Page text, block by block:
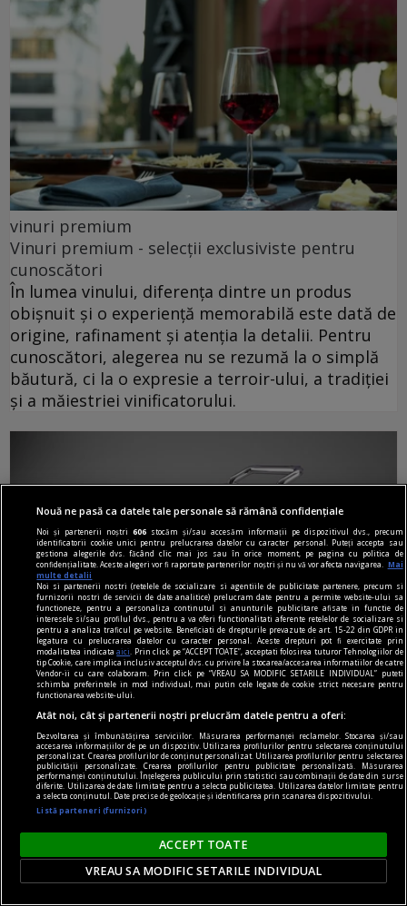
vinuri premium
Vinuri premium - selecții exclusiviste pentru
cunoscători
În lumea vinului, diferența dintre un produs
obișnuit și o experiență memorabilă este dată de
origine, rafinament și atenția la detalii. Pentru
cunoscători, alegerea nu se rezumă la o simplă
băutură, ci la o expresie a terroir-ului, a tradiției
și a măiestriei vinificatorului.
consum
Cât din ce cumpărăm este necesar și cât este
doar influența trendurilor
Trăim în era consumului. Nu doar de produse, ci
și de informații, de social media, consumăm
aproape orice. Oare care este linia dintre nevoile
noastre și influența exterioară care ne împinge
(sau ne atrage?) spre această tendință
generalizată de a absorbi totul?
Nouă ne pasă ca datele tale personale să rămână confidențiale
Noi și partenerii noștri606 stocăm și/sau accesăm informații pe dispozitivul dvs., precum
identificatorii cookie unici pentru prelucrarea datelor cu caracter personal. Puteți accepta sau
gestiona alegerile dvs. făcând clic mai jos sau în orice moment, pe pagina cu politica de
confidențialitate. Aceste alegeri vor fi raportate partenerilor noștri și nu vă vor afecta navigarea.
Mai
multe detalii
Noi si partenerii nostri (retelele de socializare si agentiile de publicitate partenere, precum si
furnizorii nostri de servicii de date analitice) prelucram date pentru a permite website-ului sa
functioneze, pentru a personaliza continutul si anunturile publicitare afisate in functie de
interesele si/sau profilul dvs., pentru a va oferi functionalitati aferente retelelor de socializare si
pentru a analiza traficul pe website. Beneficiati de drepturile prevazute de art. 15-22 din GDPR in
legatura cu prelucrarea datelor cu caracter personal. Aceste drepturi pot fi exercitate prin
modalitatea indicataaici
. Prin click pe “ACCEPT TOATE”, acceptati folosirea tuturor Tehnologiilor de
tip Cookie, care implica inclusiv acceptul dvs. cu privire la stocarea/accesarea informatiilor de catre
Vendor-ii cu care colaboram. Prin click pe “VREAU SA MODIFIC SETARILE INDIVIDUAL” puteti
schimba preferintele in mod individual, mai putin cele legate de cookie strict necesare pentru
functionarea website-ului.
Atât noi, cât și partenerii noștri prelucrăm datele pentru a oferi:
Dezvoltarea și îmbunătățirea serviciilor. Măsurarea performanței reclamelor. Stocarea și/sau
accesarea informațiilor de pe un dispozitiv. Utilizarea profilurilor pentru selectarea conținutului
personalizat. Crearea profilurilor de conținut personalizat. Utilizarea profilurilor pentru selectarea
publicității personalizate. Crearea profilurilor pentru publicitate personalizată. Măsurarea
performanței conținutului. Înțelegerea publicului prin statistici sau combinații de date din surse
diferite. Utilizarea de date limitate pentru a selecta publicitatea. Utilizarea datelor limitate pentru
a selecta conținutul. Date precise de geolocație și identificarea prin scanarea dispozitivului.
Listă parteneri (furnizori)
ACCEPT TOATE
VREAU SA MODIFIC SETARILE INDIVIDUAL